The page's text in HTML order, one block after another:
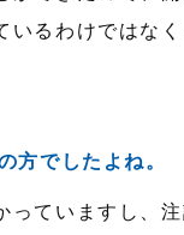
るわけではな
方でしたよね。
ていますし、